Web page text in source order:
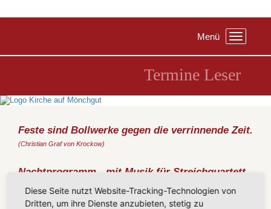
Toggle
Menü
Termine Leser
Feste sind Bollwerke gegen die verrinnende Zeit.
(Christian Graf von Krockow)
Nachtprogramm - mit Musik für Streichquartett
und Gedichten
Montag, 07.09.2015, 20:00 Uhr, Kirche Baabe
Diese Seite nutzt Website-Tracking-Technologien von
Dritten, um ihre Dienste anzubieten, stetig zu